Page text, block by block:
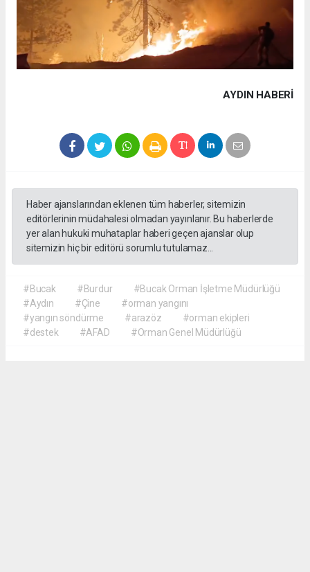
AYDIN HABERİ
Haber ajanslarından eklenen tüm haberler, sitemizin
editörlerinin müdahalesi olmadan yayınlanır. Bu haberlerde
yer alan hukuki muhataplar haberi geçen ajanslar olup
sitemizin hiç bir editörü sorumlu tutulamaz...
#Bucak #Burdur
#Bucak Orman İşletme Müdürlüğü
#Aydın
#Çine
#orman yangını
#yangın söndürme
#arazöz
#orman ekipleri
#destek
#AFAD #Orman Genel Müdürlüğü